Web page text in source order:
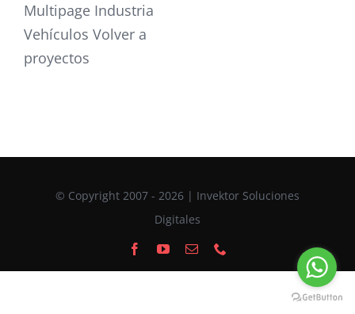
Multipage Industria
Vehículos Volver a
proyectos
© Copyright 2007 - 2026 | Invektor Soluciones
Digitales